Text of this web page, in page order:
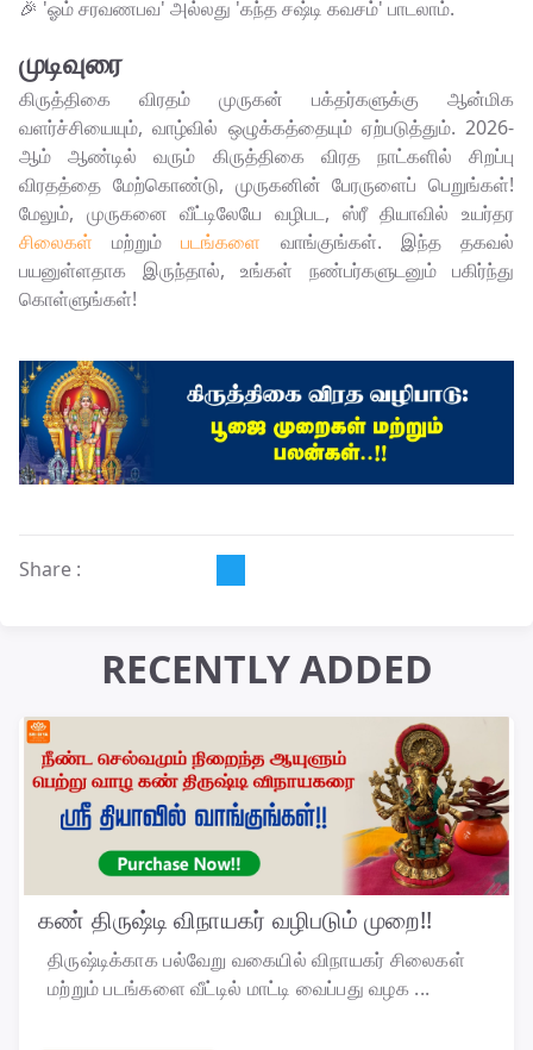
🎉 'ஓம் சரவணபவ' அல்லது 'கந்த சஷ்டி கவசம்' பாடலாம்.
முடிவுரை
கிருத்திகை விரதம் முருகன் பக்தர்களுக்கு ஆன்மிக
வளர்ச்சியையும், வாழ்வில் ஒழுக்கத்தையும் ஏற்படுத்தும். 2026-
ஆம் ஆண்டில் வரும் கிருத்திகை விரத நாட்களில் சிறப்பு
விரதத்தை மேற்கொண்டு, முருகனின் பேரருளைப் பெறுங்கள்!
மேலும், முருகனை வீட்டிலேயே வழிபட, ஸ்ரீ தியாவில் உயர்தர
சிலைகள் மற்றும்படங்களை வாங்குங்கள். இந்த தகவல்
பயனுள்ளதாக இருந்தால், உங்கள் நண்பர்களுடனும் பகிர்ந்து
கொள்ளுங்கள்!
Share :
RECENTLY ADDED
கண் திருஷ்டி விநாயகர் வழிபடும் முறை!!
திருஷ்டிக்காக பல்வேறு வகையில் விநாயகர் சிலைகள்
மற்றும் படங்களை வீட்டில் மாட்டி வைப்பது வழக ...